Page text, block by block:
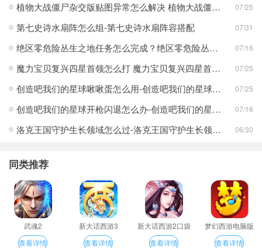
植物大战僵尸杂交版贴图异常怎么解决 植物大战僵尸杂交版贴图异常教程 07/25
第七史诗水扇阵怎么组-第七史诗水扇阵容搭配 07/31
绝区零危险丛生之地任务怎么完成？绝区零危险丛生之地任务完成攻略 07/16
魔力宝贝复兴四星首领怎么打 魔力宝贝复兴四星首领打法合集 07/25
创造吧我们的星球啾啾蛋怎么用-创造吧我们的星球啾啾蛋使用攻略 07/25
创造吧我们的星球开枪闪退怎么办-创造吧我们的星球开枪闪退合集 07/16
洛克王国守护生长领域怎么过-洛克王国守护生长领域通关攻略 06/30
同类推荐
武魂2
查看详情
新大话西游3
查看详情
新大话西游2口袋
版
查看详情
梦幻西游电脑版
查看详情